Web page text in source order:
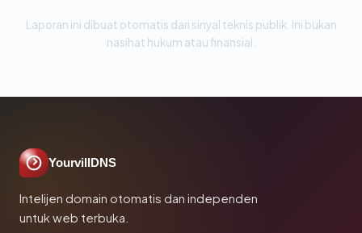
Laporan ini dibuat otomatis dari sinyal teknis publik. Ini bukan
nasihat hukum atau finansial.
YourvillDNS
Intelijen domain otomatis dan independen
untuk web terbuka.